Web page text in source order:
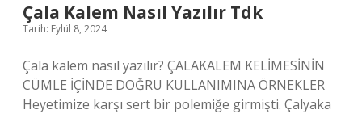
Çala Kalem Nasıl Yazılır Tdk
Tarih: Eylül 8, 2024
Çala kalem nasıl yazılır? ÇALAKALEM KELİMESİNİN
CÜMLE İÇİNDE DOĞRU KULLANIMINA ÖRNEKLER
Heyetimize karşı sert bir polemiğe girmişti. Çalyaka